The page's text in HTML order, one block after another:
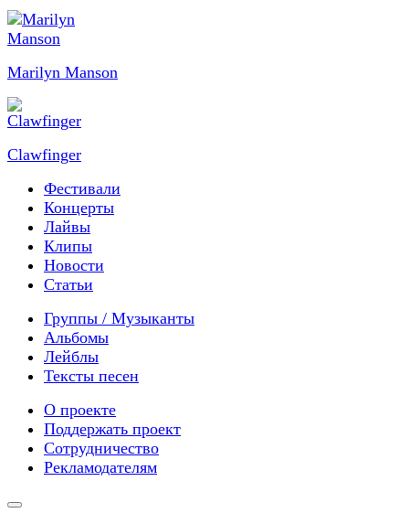
Marilyn Manson
Clawfinger
Фестивали
Концерты
Лайвы
Клипы
Новости
Статьи
Группы / Музыканты
Альбомы
Лейблы
Тексты песен
О проекте
Поддержать проект
Сотрудничество
Рекламодателям